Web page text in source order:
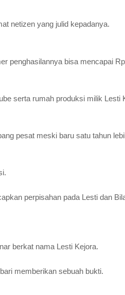
netizen yang julid kepadanya.
penghasilannya bisa mencapai
serta rumah produksi milik Lesti
pesat meski baru satu tahun
perpisahan pada Lesti dan
berkat nama Lesti Kejora.
memberikan sebuah bukti.